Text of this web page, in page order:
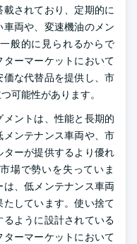
されており、定期的に
両や、変速機油のメン
般的に見られるからで
ーマーケットにおいて
な代替品を提供し、市
可能性があります。
ントは、性能と長期的
ンテナンス車両や、市
ーが提供するより優れ
場で勢いを失っていま
、低メンテナンス車両
しています。使い捨て
ように設計されている
ーマーケットにおいて